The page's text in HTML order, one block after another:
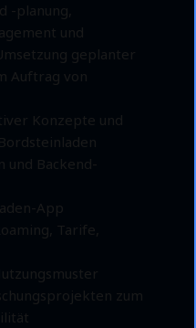
-planung,
und
geplanter
Auftrag von
Konzepte und
und Backend-
App
Tarife,
zum